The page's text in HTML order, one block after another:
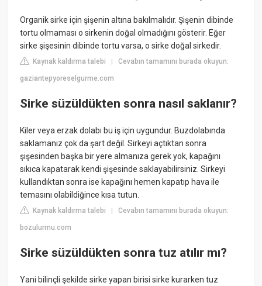
Organik sirke için şişenin altına bakılmalıdır. Şişenin dibinde
tortu olmaması o sirkenin doğal olmadığını gösterir. Eğer
sirke şişesinin dibinde tortu varsa, o sirke doğal sirkedir.
Kaynak kaldırma talebi |Cevabın tamamını burada okuyun:
gaziantepyoreselgurme.com
Sirke süzüldükten sonra nasıl saklanır?
Kiler veya erzak dolabı bu iş için uygundur. Buzdolabında
saklamanız çok da şart değil. Sirkeyi açtıktan sonra
şişesinden başka bir yere almanıza gerek yok, kapağını
sıkıca kapatarak kendi şişesinde saklayabilirsiniz. Sirkeyi
kullandıktan sonra ise kapağını hemen kapatıp hava ile
temasını olabildiğince kısa tutun.
Kaynak kaldırma talebi |Cevabın tamamını burada okuyun:
bozulurmu.com
Sirke süzüldükten sonra tuz atılır mı?
Yani bilinçli şekilde sirke yapan birisi sirke kurarken tuz